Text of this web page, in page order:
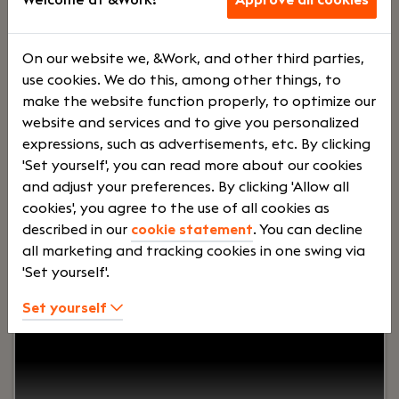
Voltij
d
€
3500 -
€
5500
Your role:
belastingadviseurs draait het om meer dan cijfers.
On our website we, &Work, and other third parties,
use cookies. We do this, among other things, to
make the website function properly, to optimize our
website and services and to give you personalized
expressions, such as advertisements, etc. By clicking
'Set yourself', you can read more about our cookies
and adjust your preferences. By clicking 'Allow all
cookies', you agree to the use of all cookies as
described in our cookie statement. You can decline
all marketing and tracking cookies in one swing via
'Set yourself'.
Set yourself